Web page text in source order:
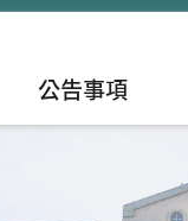
公告事項